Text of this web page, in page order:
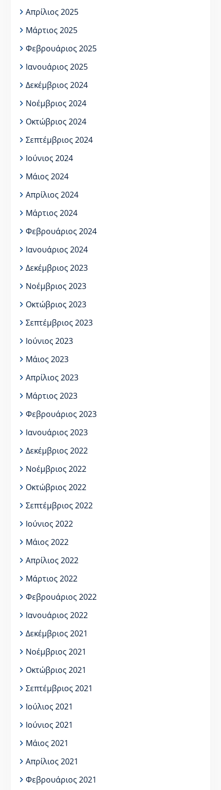
Απρίλιος 2025
Μάρτιος 2025
Φεβρουάριος 2025
Ιανουάριος 2025
Δεκέμβριος 2024
Νοέμβριος 2024
Οκτώβριος 2024
Σεπτέμβριος 2024
Ιούνιος 2024
Μάιος 2024
Απρίλιος 2024
Μάρτιος 2024
Φεβρουάριος 2024
Ιανουάριος 2024
Δεκέμβριος 2023
Νοέμβριος 2023
Οκτώβριος 2023
Σεπτέμβριος 2023
Ιούνιος 2023
Μάιος 2023
Απρίλιος 2023
Μάρτιος 2023
Φεβρουάριος 2023
Ιανουάριος 2023
Δεκέμβριος 2022
Νοέμβριος 2022
Οκτώβριος 2022
Σεπτέμβριος 2022
Ιούνιος 2022
Μάιος 2022
Απρίλιος 2022
Μάρτιος 2022
Φεβρουάριος 2022
Ιανουάριος 2022
Δεκέμβριος 2021
Νοέμβριος 2021
Οκτώβριος 2021
Σεπτέμβριος 2021
Ιούλιος 2021
Ιούνιος 2021
Μάιος 2021
Απρίλιος 2021
Φεβρουάριος 2021